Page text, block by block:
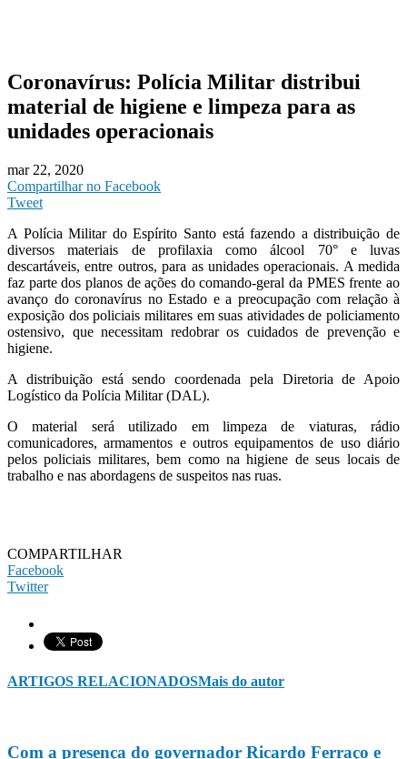
Coronavírus: Polícia Militar distribui
material de higiene e limpeza para as
unidades operacionais
mar 22, 2020
Compartilhar no Facebook
Tweet
A Polícia Militar do Espírito Santo está fazendo a distribuição de
diversos materiais de profilaxia como álcool 70° e luvas
descartáveis, entre outros, para as unidades operacionais. A medida
faz parte dos planos de ações do comando-geral da PMES frente ao
avanço do coronavírus no Estado e a preocupação com relação à
exposição dos policiais militares em suas atividades de policiamento
ostensivo, que necessitam redobrar os cuidados de prevenção e
higiene.
A distribuição está sendo coordenada pela Diretoria de Apoio
Logístico da Polícia Militar (DAL).
O material será utilizado em limpeza de viaturas, rádio
comunicadores, armamentos e outros equipamentos de uso diário
pelos policiais militares, bem como na higiene de seus locais de
trabalho e nas abordagens de suspeitos nas ruas.
COMPARTILHAR
Facebook
Twitter
ARTIGOS RELACIONADOSMais do autor
Com a presença do governador Ricardo Ferraço e